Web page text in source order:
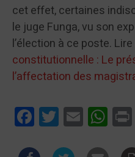
cet effet, certaines
le juge Funga, vu son
l’élection à ce poste.
constitutionnelle : Le
l’affectation des
FacebookTwitterEmail